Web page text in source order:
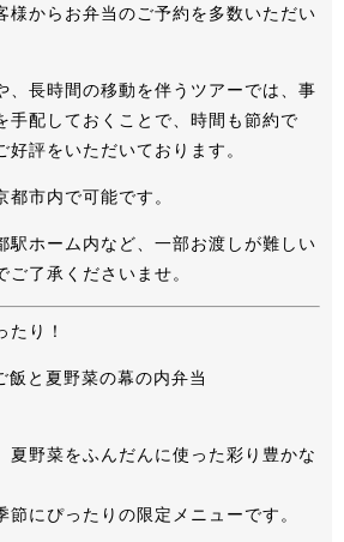
様からお弁当のご予約を多数いただい
、長時間の移動を伴うツアーでは、事
手配しておくことで、時間も節約で
好評をいただいております。
都市内で可能です。
駅ホーム内など、一部お渡しが難しい
了承くださいませ。
たり！
飯と夏野菜の幕の内弁当
夏野菜をふんだんに使った彩り豊かな
節にぴったりの限定メニューです。